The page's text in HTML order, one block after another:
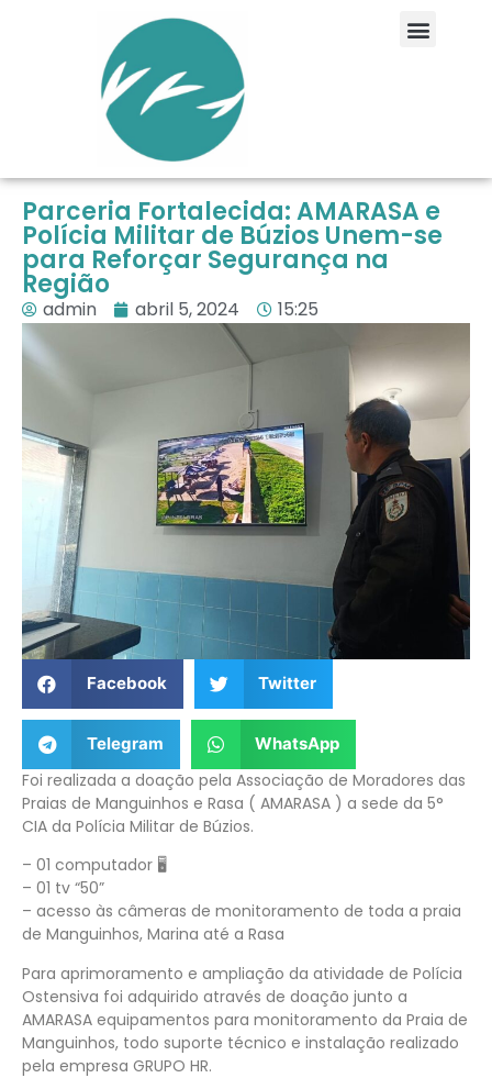
Parceria Fortalecida: AMARASA e
Polícia Militar de Búzios Unem-se
para Reforçar Segurança na
Região
admin abril 5, 2024 15:25
Facebook Twitter
Telegram WhatsApp
Foi realizada a doação pela Associação de Moradores das
Praias de Manguinhos e Rasa ( AMARASA ) a sede da 5°
CIA da Polícia Militar de Búzios.
– 01 computador 🖥️
– 01 tv “50”
– acesso às câmeras de monitoramento de toda a praia
de Manguinhos, Marina até a Rasa
Para aprimoramento e ampliação da atividade de Polícia
Ostensiva foi adquirido através de doação junto a
AMARASA equipamentos para monitoramento da Praia de
Manguinhos, todo suporte técnico e instalação realizado
pela empresa GRUPO HR.